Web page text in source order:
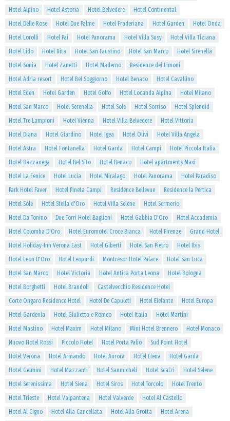
Hotel Alpino
Hotel Astoria Hotel Belvedere
Hotel Continental
Hotel Delle Rose
Hotel Due Palme Hotel Fraderiana Hotel Garden
Hotel Onda
Hotel Lorolli
Hotel Pai Hotel Panorama Hotel Villa Susy
Hotel Villa Tiziana
Hotel Lido
Hotel Rita Hotel San Faustino Hotel San Marco
Hotel Sirenella
Hotel Sonia
Hotel Zanetti Hotel Maderno
Residence dei Limoni
Hotel Adria resort
Hotel Bel Soggiorno Hotel Benaco
Hotel Cavallino
Hotel Eden
Hotel Garden Hotel Golfo Hotel Locanda Alpina
Hotel Milano
Hotel San Marco
Hotel Serenella Hotel Sole Hotel Sorriso
Hotel Splendid
Hotel Tre Lampioni
Hotel Vienna Hotel Villa Belvedere
Hotel Vittoria
Hotel Diana
Hotel Giardino Hotel Igea Hotel Olivi
Hotel Villa Angela
Hotel Astra
Hotel Fontanella Hotel Garda Hotel Campi
Hotel Piccola Italia
Hotel Bazzanega
Hotel Bel Sito Hotel Benaco
Hotel apartments Maxi
Hotel La Fenice
Hotel Lucia Hotel Miralago Hotel Panorama
Hotel Paradiso
Park Hotel Faver
Hotel Pineta Campi Residence Bellevue
Residence la Pertica
Hotel Sole
Hotel Stella d'Oro Hotel Villa Selene
Hotel Sermerio
Hotel Da Tonino
Due Torri Hotel Baglioni Hotel Gabbia D'Oro
Hotel Accademia
Hotel Colomba D'Oro
Hotel Euromotel Croce Bianca Hotel Firenze
Grand Hotel
Hotel Holiday-Inn Verona East
Hotel Giberti Hotel San Pietro
Hotel Ibis
Hotel Leon D'Oro
Hotel Leopardi Montresor Hotel Palace
Hotel San Luca
Hotel San Marco
Hotel Victoria Hotel Antica Porta Leona
Hotel Bologna
Hotel Borghetti
Hotel Brandoli
Castelvecchio Residence Hotel
Corte Ongaro Residence Hotel
Hotel De Capuleti Hotel Elefante
Hotel Europa
Hotel Gardenia
Hotel Giulietta e Romeo Hotel Italia
Hotel Martini
Hotel Mastino
Hotel Maxim Hotel Milano Mini Hotel Brennero
Hotel Monaco
Nuovo Hotel Rossi
Piccolo Hotel Hotel Porta Palio
Sud Point Hotel
Hotel Verona
Hotel Armando Hotel Aurora Hotel Elena
Hotel Garda
Hotel Gelmini
Hotel Mazzanti Hotel Sanmicheli Hotel Scalzi
Hotel Selene
Hotel Serenissima
Hotel Siena Hotel Siros Hotel Torcolo
Hotel Trento
Hotel Trieste
Hotel Valpantena Hotel Valverde
Hotel Al Castello
Hotel Al Cigno
Hotel Alla Cancellata Hotel Alla Grotta
Hotel Arena